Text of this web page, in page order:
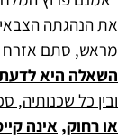
את הנהגתה
מראש, סתם אזרח
השאלה היא
ובין כל שכנותיה,
או רחוק, אינה